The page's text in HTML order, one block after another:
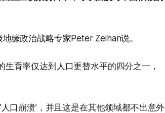
缘政治战略专家Peter Zeihan说。
育率仅达到人口更替水平的四分之一，
口崩溃’，并且这是在其他领域都不出意外